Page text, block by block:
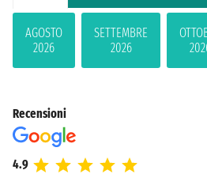
AGOSTO
2026
SETTEMBRE
2026
Recensioni
4.9